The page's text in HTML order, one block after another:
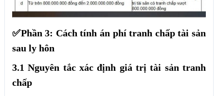
✅Phần 3: Cách tính án phí tranh chấp tài sản
sau ly hôn
3.1 Nguyên tắc xác định giá trị tài sản tranh
chấp